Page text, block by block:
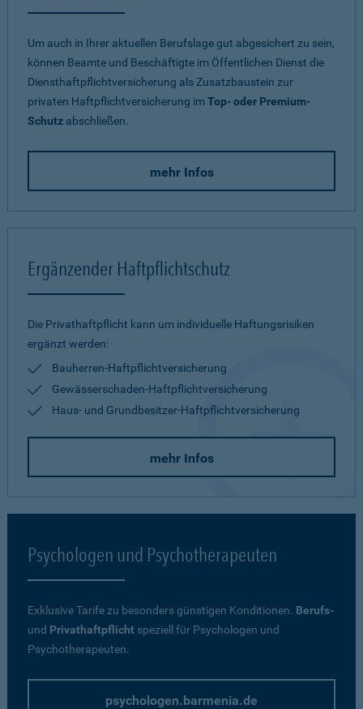
Um auch in Ihrer aktuellen Berufslage gut abgesichert zu sein,
können Beamte und Beschäftigte im Öffentlichen Dienst die
Diensthaftpflichtversicherung als Zusatzbaustein zur
privaten Haftpflichtversicherung imTop- oder Premium-
Schutz abschließen.
mehr Infos
Ergänzender Haftpflichtschutz
Die Privathaftpflicht kann um individuelle Haftungsrisiken
ergänzt werden:
Bauherren-Haftpflichtversicherung
Gewässerschaden-Haftpflichtversicherung
Haus- und Grundbesitzer-Haftpflichtversicherung
mehr Infos
Psychologen und Psychotherapeuten
Exklusive Tarife zu besonders günstigen Konditionen. Berufs-
und Privathaftpflicht speziell für Psychologen und
Psychotherapeuten.
psychologen.barmenia.de